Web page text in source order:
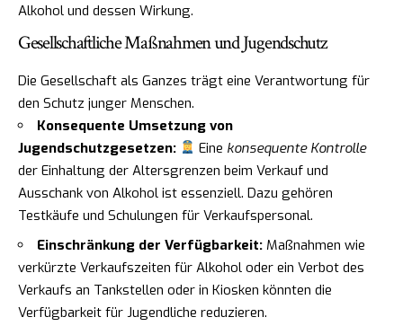
Alkohol und dessen Wirkung.
Gesellschaftliche Maßnahmen und Jugendschutz
Die Gesellschaft als Ganzes trägt eine Verantwortung für
den Schutz junger Menschen.
Konsequente Umsetzung von
Jugendschutzgesetzen:
Eine konsequente Kontrolle
der Einhaltung der Altersgrenzen beim Verkauf und
Ausschank von Alkohol ist essenziell. Dazu gehören
Testkäufe und Schulungen für Verkaufspersonal.
Einschränkung der Verfügbarkeit: Maßnahmen wie
verkürzte Verkaufszeiten für Alkohol oder ein Verbot des
Verkaufs an Tankstellen oder in Kiosken könnten die
Verfügbarkeit für Jugendliche reduzieren.